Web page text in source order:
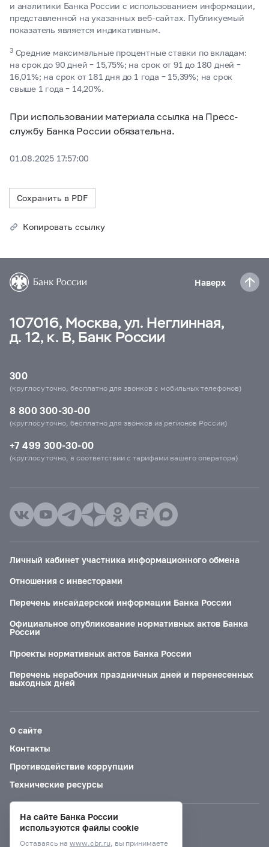
и аналитики Банка России с использованием информации,
представленной на указанных веб-сайтах. Публикуемый
показатель является индикативным.
3Средние максимальные процентные ставки по вкладам:
на срок до 90 дней – 15,75%; на срок от 91 до 180 дней –
16,01%; на срок от 181 дня до 1 года – 15,39%; на срок
свыше 1 года – 14,20%.
При использовании материала ссылка на Пресс-
службу Банка России обязательна.
01.08.2025 17:57:00
Сохранить в PDF
Копировать ссылку
Наверх
107016, Москва, ул. Неглинная,
д. 12, к. В, Банк России
300
(круглосуточно, бесплатно для звонков с мобильных телефонов)
8 800 300-30-00
(круглосуточно, бесплатно для звонков из регионов России)
+7 499 300-30-00
(круглосуточно, в соответствии с тарифами вашего оператора)
Личный кабинет участника информационного обмена
Отношения с инвесторами
Перечень инсайдерской информации Банка России
Официальное опубликование нормативных актов Банка
России
Проекты нормативных актов Банка России
Перечень нерабочих праздничных дней и перенесенных
выходных дней
О сайте
Контакты
Противодействие коррупции
Технические ресурсы
Версия для слабовидящих
На сайте Банка России
используются файлы cookie
Оставаясь на www.cbr.ru, вы принимаете